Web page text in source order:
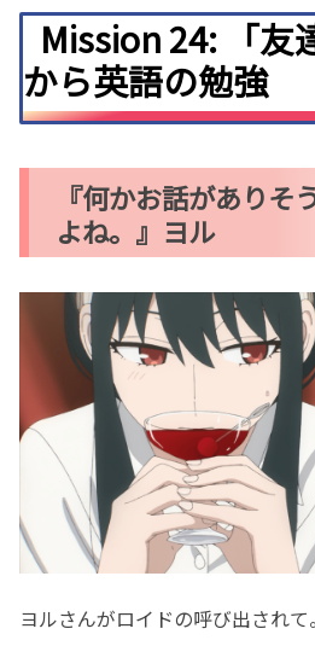
Mission 24: 「友
から英語の勉強
『何かお話がありそ
よね。』ヨル
ヨルさんがロイドの呼び出されて